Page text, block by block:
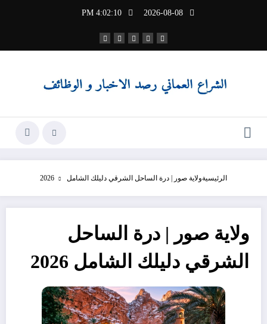
2026-08-08
4:02:12 PM
الرئيسيةولاية صور | درة الساحل الشرقي دليلك الشامل 2026
ولاية صور | درة الساحل
الشرقي دليلك الشامل 2026